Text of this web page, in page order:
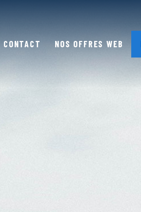
CONTACT NOS OFFRES WEB